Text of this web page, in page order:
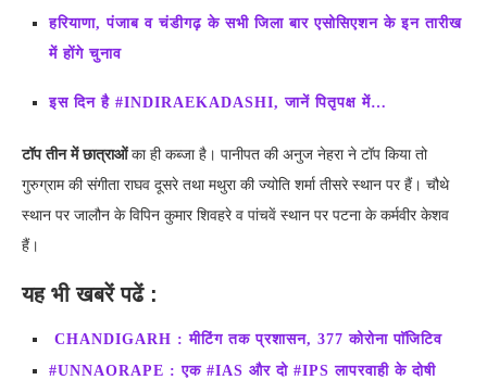
हरियाणा, पंजाब व चंडीगढ़ के सभी जिला बार एसोसिएशन के इन तारीख
में होंगे चुनाव
इस दिन है #INDIRAEKADASHI, जानें पितृपक्ष में…
टॉप तीन में छात्राओंका ही कब्जा है। पानीपत की अनुज नेहरा ने टॉप किया तो
गुरुग्राम की संगीता राघव दूसरे तथा मथुरा की ज्योति शर्मा तीसरे स्थान पर हैं। चौथे
स्थान पर जालौन के विपिन कुमार शिवहरे व पांचवें स्थान पर पटना के कर्मवीर केशव
हैं।
यह भी खबरें पढें :
CHANDIGARH : मीटिंग तक प्रशासन, 377 कोरोना पाॅजिटिव
#UNNAORAPE : एक #IAS और दो #IPS लापरवाही के दोषी